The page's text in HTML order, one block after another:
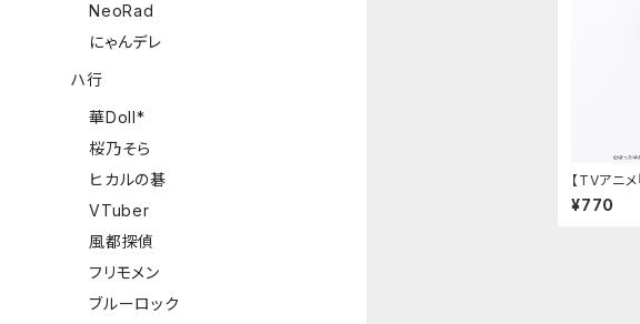
【TVアニ
アクリルキ
¥770
NeoRad
にゃんデレ
ハ行
華Doll*
桜乃そら
ヒカルの碁
VTuber
風都探偵
フリモメン
ブルーロック